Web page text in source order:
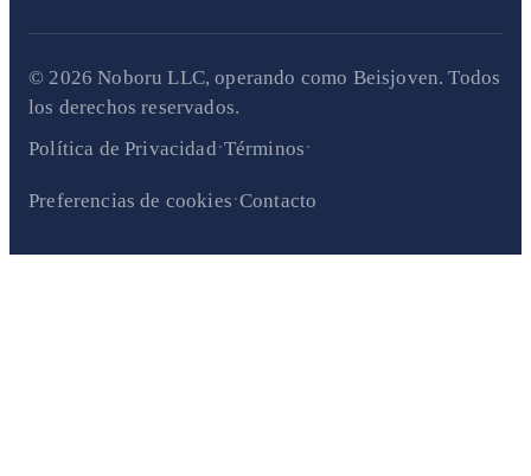
© 2026 Noboru LLC, operando como Beisjoven. Todos
los derechos reservados.
Política de Privacidad·Términos·
Preferencias de cookies·Contacto